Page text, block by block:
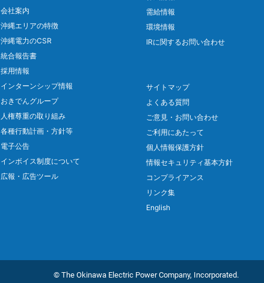
会社案内
沖縄エリアの特徴
沖縄電力のCSR
統合報告書
採用情報
インターンシップ情報
おきでんグループ
人権尊重の取り組み
各種行動計画・方針等
電子公告
インボイス制度について
広報・広告ツール
需給情報
環境情報
IRに関するお問い合わせ
サイトマップ
よくある質問
ご意見・お問い合わせ
ご利用にあたって
個人情報保護方針
情報セキュリティ基本方針
コンプライアンス
リンク集
English
© The Okinawa Electric Power Company, Incorporated.